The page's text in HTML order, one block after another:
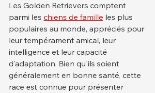
Les Golden Retrievers comptent
parmi les chiens de famille les plus
populaires au monde, appréciés pour
leur tempérament amical, leur
intelligence et leur capacité
d'adaptation. Bien qu'ils soient
généralement en bonne santé, cette
race est connue pour présenter